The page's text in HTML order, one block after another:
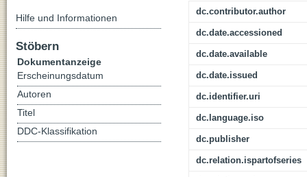
dc.contributor.author
dc.date.accessioned
dc.date.available
dc.date.issued
dc.identifier.uri
dc.language.iso
dc.publisher
dc.relation.ispartofseries
Hilfe und Informationen
Stöbern
Dokumentanzeige
Erscheinungsdatum
Autoren
Titel
DDC-Klassifikation